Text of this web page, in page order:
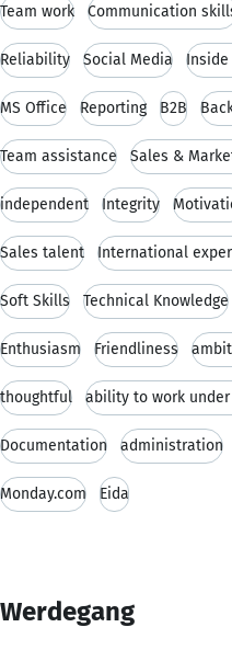
Team work Communication
Reliability Social Media Inside
MS Office Reporting B2B
Team assistance Sales &
independent Integrity
Sales talent International
Soft Skills Technical Knowledge
Enthusiasm Friendliness
thoughtful ability to work
Documentation administration
Monday.com Eida
Werdegang